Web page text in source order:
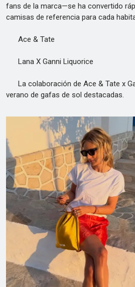
fans de la marca—se ha convertido
camisas de referencia para cada
Ace & Tate
Lana X Ganni Liquorice
La colaboración de Ace & Tate x
verano de gafas de sol destacadas.